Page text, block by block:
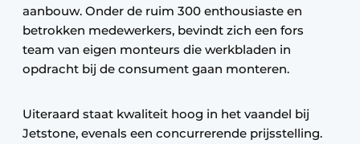
aanbouw. Onder de ruim 300 enthousiaste en
betrokken medewerkers, bevindt zich een fors
team van eigen monteurs die werkbladen in
opdracht bij de consument gaan monteren.
Uiteraard staat kwaliteit hoog in het vaandel bij
Jetstone, evenals een concurrerende prijsstelling.